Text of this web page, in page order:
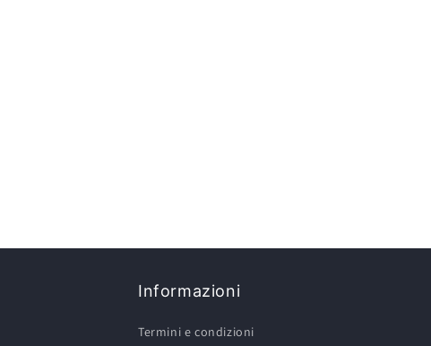
Informazioni
Termini e condizioni